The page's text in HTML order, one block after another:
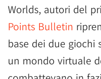
Worlds, autori del
Points Bulletin
base dei due giochi
un mondo virtuale